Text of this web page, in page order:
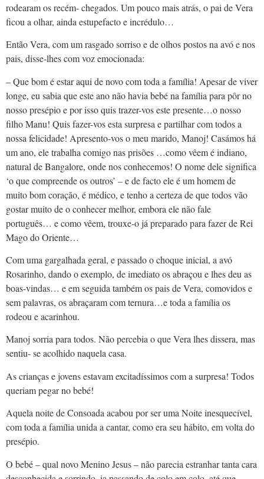
rodearam os recém- chegados. Um pouco mais atrás, o pai de Vera
ficou a olhar, ainda estupefacto e incrédulo…
Então Vera, com um rasgado sorriso e de olhos postos na avó e nos
pais, disse-lhes com voz emocionada:
– Que bom é estar aqui de novo com toda a família! Apesar de viver
longe, eu sabia que este ano não havia bebé na família para pôr no
nosso presépio e por isso quis trazer-vos este presente…o nosso
filho Manu! Quis fazer-vos esta surpresa e partilhar com todos a
nossa felicidade! Apresento-vos o meu marido, Manoj! Casámos há
um ano, ele trabalha comigo nas prisões …como vêem é indiano,
natural de Bangalore, onde nos conhecemos! O nome dele significa
‘o que compreende os outros’ – e de facto ele é um homem de
muito bom coração, é médico, e tenho a certeza de que todos vão
gostar muito de o conhecer melhor, embora ele não fale
português… e como vêem, trouxe-o já preparado para fazer de Rei
Mago do Oriente…
Com uma gargalhada geral, e passado o choque inicial, a avó
Rosarinho, dando o exemplo, de imediato os abraçou e lhes deu as
boas-vindas… e em seguida também os pais de Vera, comovidos e
sem palavras, os abraçaram com ternura…e toda a família os
rodeou e acarinhou.
Manoj sorria para todos. Não percebia o que Vera lhes dissera, mas
sentiu- se acolhido naquela casa.
As crianças e jovens estavam excitadíssimos com a surpresa! Todos
queriam pegar no bebé!
Aquela noite de Consoada acabou por ser uma Noite inesquecível,
com toda a família unida a cantar, como era seu hábito, em volta do
presépio.
O bebé – qual novo Menino Jesus – não parecia estranhar tanta cara